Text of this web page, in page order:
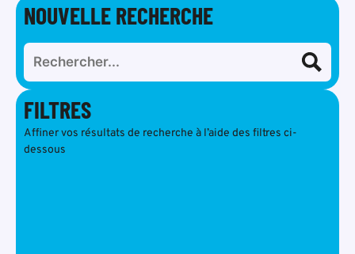
NOUVELLE RECHERCHE
FILTRES
Affiner vos résultats de recherche à l’aide des filtres ci-
dessous